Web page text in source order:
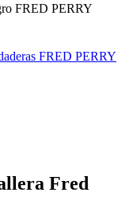
FRED PERRY
FRED PERRY
Fred